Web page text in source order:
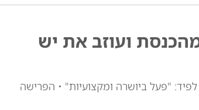
ועוזב את יש
"פעל ביושרה ומקצועיות" • הפרישה